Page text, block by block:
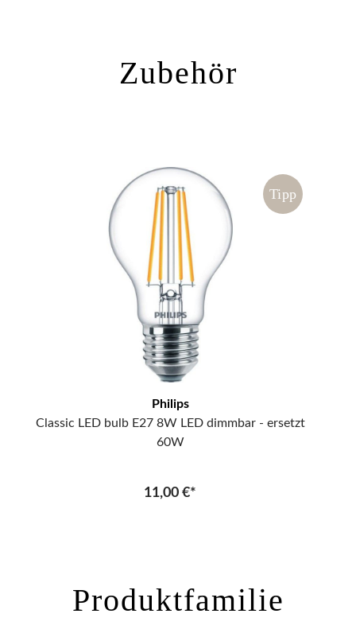
Zubehör
Tipp
Philips
Classic LED bulb E27 8W LED dimmbar - ersetzt
60W
11,00 €*
Produktfamilie